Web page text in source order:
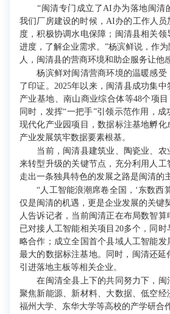
“闽清专门成立了AI办为落地闽清
我们厂房建设的时候，AI办的工作人
度，积极协调水电保障；闽清县相关
进度，了解企业需求。”杨滨鲜说，作
人，闽清县的营商环境和助企服务让他
杨滨鲜对闽清营商环境的温暖感受
了印证。2025年以来，闽清县成功集
产业基地、南山商业综合体等48个项目
同时，发挥“一把手”引领示范作用，
现代化产业园项目，数据标注基地孵
产业发展筑牢数据要素根基。
当前，闽清县建筑业、陶瓷业、农
来转型升级的关键节点，充分利用人工
走出一条独具特色的发展之路是闽清的
“人工智能浪潮席卷全国，‘东数西
仅是闽清的机遇，更是企业发展的关键
人告诉记者，当前闽清正在布局数智
已对接人工智能相关项目20多个，同
略合作；成立全国首个县域人工智能
最大的数据标注基地。同时，闽清还延
引进落地主板等相关企业。
在闽清全县上下的共同努力下，闽
聚焦新能源、新材料、大数据、低空
福州大学、东华大学等高校的产学研合